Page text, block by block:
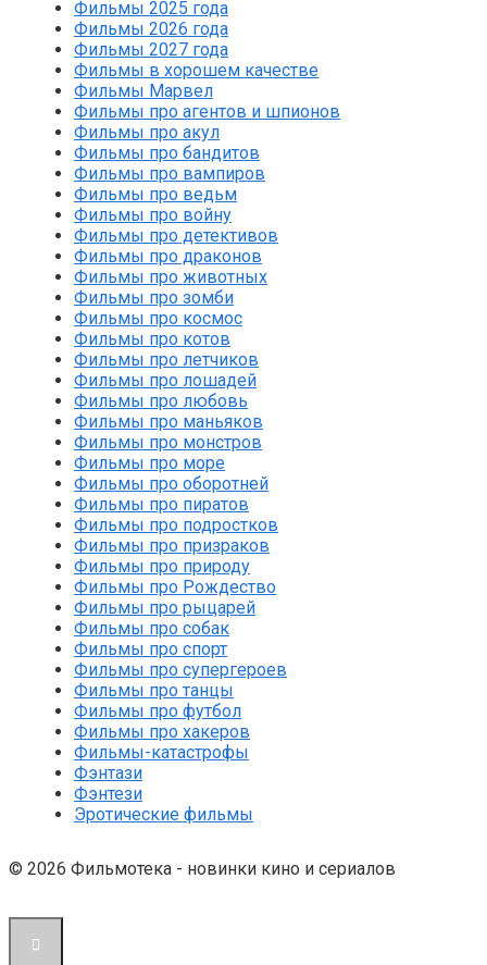
Фильмы 2025 года
Фильмы 2026 года
Фильмы 2027 года
Фильмы в хорошем качестве
Фильмы Марвел
Фильмы про агентов и шпионов
Фильмы про акул
Фильмы про бандитов
Фильмы про вампиров
Фильмы про ведьм
Фильмы про войну
Фильмы про детективов
Фильмы про драконов
Фильмы про животных
Фильмы про зомби
Фильмы про космос
Фильмы про котов
Фильмы про летчиков
Фильмы про лошадей
Фильмы про любовь
Фильмы про маньяков
Фильмы про монстров
Фильмы про море
Фильмы про оборотней
Фильмы про пиратов
Фильмы про подростков
Фильмы про призраков
Фильмы про природу
Фильмы про Рождество
Фильмы про рыцарей
Фильмы про собак
Фильмы про спорт
Фильмы про супергероев
Фильмы про танцы
Фильмы про футбол
Фильмы про хакеров
Фильмы-катастрофы
Фэнтази
Фэнтези
Эротические фильмы
© 2026 Фильмотека - новинки кино и сериалов